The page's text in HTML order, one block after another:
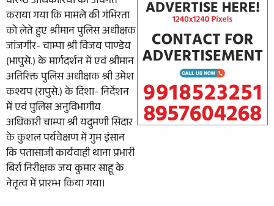
कराया गया कि मामले की गंभिरता
को लेते हुए श्रीमान पुलिस अधीक्षक
जांजगीर- चाम्पा श्री विजय पाण्डेय
(भापुसे.) के मार्गदर्शन में एवं श्रीमान
अतिरिक्त पुलिस अधीक्षक श्री उमेश
कश्यप (रापुसे.) के दिशा- निर्देशन
में एवं पुलिस अनुविभागीय
अधिकारी चाम्पा श्री यदुमणी सिदार
के कुशल पर्यवेक्षण में गुम इंसान
कि पतासाजी कार्यवाही थाना प्रभारी
बिर्रा निरीक्षक जय कुमार साहू के
नेतृत्व में प्रारम्भ किया गया।